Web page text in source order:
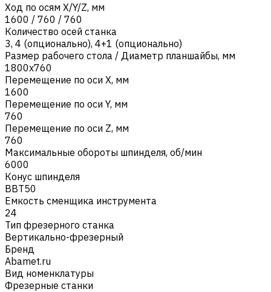
Ход по осям X/Y/Z, мм
1600 / 760 / 760
Количество осей станка
3, 4 (опционально), 4+1 (опционально)
Размер рабочего стола / Диаметр планшайбы, мм
1800х760
Перемещение по оси X, мм
1600
Перемещение по оси Y, мм
760
Перемещение по оси Z, мм
760
Максимальные обороты шпинделя, об/мин
6000
Конус шпинделя
BBT50
Емкость сменщика инструмента
24
Тип фрезерного станка
Вертикально-фрезерный
Бренд
Abamet.ru
Вид номенклатуры
Фрезерные станки